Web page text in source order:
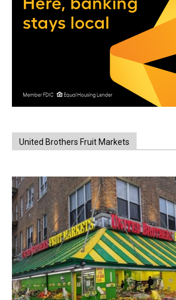
United Brothers Fruit Markets